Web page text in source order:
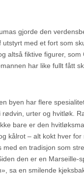
gjorde den
med et fort som
altså fiktive figurer,
har like fullt fått
byen har flere
urter og hvitløk.
bare er den
kålrot – alt kokt hver
en tradisjon som
den er en Marseille-
sa en smilende